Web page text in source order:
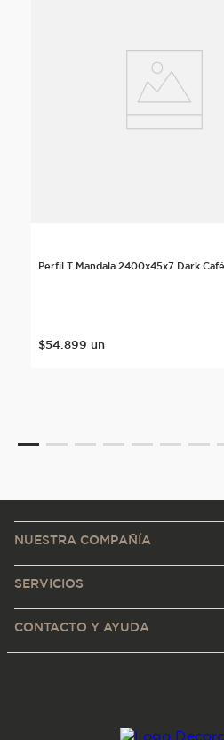
Perfil T Mandala 2400x45x7 Dark Café
$54.899 un
NUESTRA COMPAÑÍA
SERVICIOS
CONTACTO Y AYUDA